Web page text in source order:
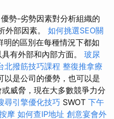
勢-劣勢因素對分析組織的
外部因素。 如何挑選SEO關
明的區別在每種情況下都如
有外部和內部方面。 玻尿
北撥筋技巧課程 整復推拿療
以是公司的優勢，也可以是
威脅，現在大多數競爭力分
尋引擎優化技巧 SWOT 下午
摩 如何查IP地址 創意宴會外